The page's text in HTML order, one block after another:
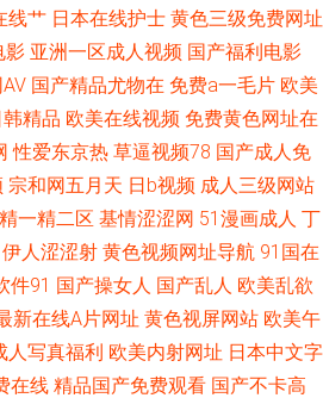
片深喉 肏屄日韩网址 欧美色图东方 91社78
2016 日本在线不卡一区 国产日本91在线 亚
洲黄色在线看
线艹 日本在线护士 黄色三级免费网址
影 亚洲一区成人视频 国产福利电影
国产精品尤物在 免费a一毛片 欧美
精品 欧美在线视频 免费黄色网址在
性爱东京热 草逼视频78 国产成人免
宗和网五月天 日b视频 成人三级网站
一精二区 基情涩涩网 51漫画成人 丁
伊人涩涩射 黄色视频网址导航 91国在
件91 国产操女人 国产乱人 欧美乱欲
新在线A片网址 黄色视屏网站 欧美午
人写真福利 欧美内射网址 日本中文字
在线 精品国产免费观看 国产不卡高